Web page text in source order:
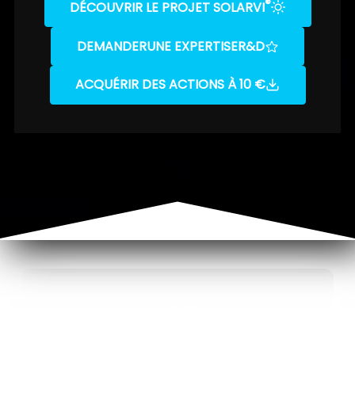
DÉCOUVRIR LE PROJET SOLARVI®
DEMANDERUNE EXPERTISER&D
ACQUÉRIR DES ACTIONS À 10 €